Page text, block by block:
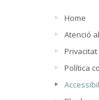
Home
Atenció
Privacitat
Política